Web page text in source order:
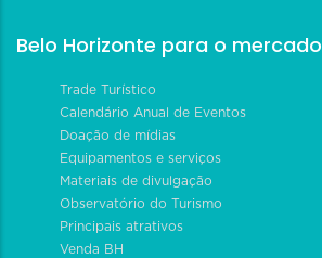
Belo Horizonte para o mercado
Trade Turístico
Calendário Anual de Eventos
Doação de mídias
Equipamentos e serviços
Materiais de divulgação
Observatório do Turismo
Principais atrativos
Venda BH